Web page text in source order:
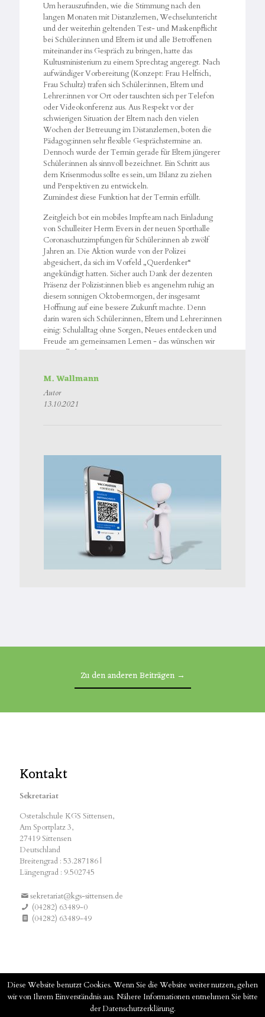
Um herauszufinden, wie die Stimmung nach den
langen Monaten mit Distanzlernen, Wechseluntericht
und der weiterhin geltenden Test- und Maskenpflicht
bei Schüler:innen und Eltern ist und alle Betroffenen
miteinander ins Gespräch zu bringen, hatte das
Kultusministerium zu einem Sprechtag angeregt. Nach
aufwändiger Vorbereitung (Konzept: Frau Helfrich,
Frau Schultz) trafen sich Schüler:innen, Eltern und
Lehrer:innen vor Ort oder tauschten sich per Telefon
oder Videokonferenz aus. Aus Respekt vor der
schwierigen Situation der Eltern nach den vielen
Wochen der Betreuung im Distanzlernen, boten die
Pädagog:innen sehr flexible Gesprächstermine an.
Dennoch wurde der Termin gerade für Eltern jüngerer
Schüler:innen als sinnvoll bezeichnet. Ein Schritt aus
dem Krisenmodus sollte es sein, um Bilanz zu ziehen
und Perspektiven zu entwickeln.
Zumindest diese Funktion hat der Termin erfüllt.
Zeitgleich bot ein mobiles Impfteam nach Einladung
von Schulleiter Herrn Evers in der neuen Sporthalle
Coronaschutzimpfungen für Schüler:innen ab zwölf
Jahren an. Die Aktion wurde von der Polizei
abgesichert, da sich im Vorfeld „Querdenker“
angekündigt hatten. Sicher auch Dank der dezenten
Präsenz der Polizist:innen blieb es angenehm ruhig an
diesem sonnigen Oktobermorgen, der insgesamt
Hoffnung auf eine bessere Zukunft machte. Denn
darin waren sich Schüler:innen, Eltern und Lehrer:innen
einig: Schulalltag ohne Sorgen, Neues entdecken und
Freude am gemeinsamen Lernen - das wünschen wir
uns endlich wieder!
M. Wallmann
Autor
13.10.2021
Zu den anderen Beiträgen →
Kontakt
Sekretariat
Ostetalschule KGS Sittensen,
Am Sportplatz 3,
27419 Sittensen
Deutschland
Breitengrad : 53.287186 |
Längengrad : 9.502745
sekretariat@kgs-sittensen.de
(04282) 63489-0
(04282) 63489-49
© 2019 KGS-Sittensen –Impressum–Datenschutzerklärung
Diese Website benutzt Cookies. Wenn Sie die Website weiter nutzen, gehen
wir von Ihrem Einverständnis aus. Nähere Informationen entnehmen Sie bitte
der Datenschutzerklärung.